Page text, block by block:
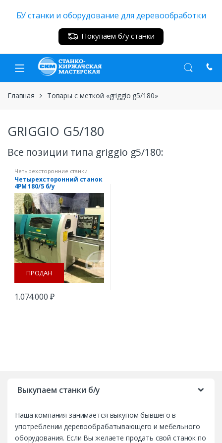
БУ станки и оборудование для деревообработки
Покупаем б/у станки
Главная Товары с меткой «griggio g5/180»
GRIGGIO G5/180
Все позиции типа griggio g5/180:
Четырехсторонние станки
Четырехсторонний станок
4PM 180/5 б/у
ПРОДАН
1.074.000 ₽
Выкупаем станки б/у
Наша компания занимается выкупом бывшего в
употреблении деревообрабатывающего и мебельного
оборудования. Если Вы желаете продать свой станок по